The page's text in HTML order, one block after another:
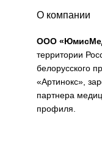
О компании
ООО
территории
белорусского
«Артинокс»,
партнера
профиля.